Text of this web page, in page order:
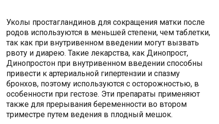
Уколы простагландинов для сокращения матки после
родов используются в меньшей степени, чем таблетки,
так как при внутривенном введении могут вызвать
рвоту и диарею. Такие лекарства, как Динопрост,
Динопростон при внутривенном введении способны
привести к артериальной гипертензии и спазму
бронхов, поэтому используются с осторожностью, в
особенности при гестозе. Эти препараты применяют
также для прерывания беременности во втором
триместре путем ведения в плодный мешок.